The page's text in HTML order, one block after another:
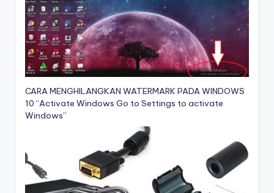
CARA MENGHILANGKAN WATERMARK PADA WINDOWS
10 “Activate Windows Go to Settings to activate
Windows”